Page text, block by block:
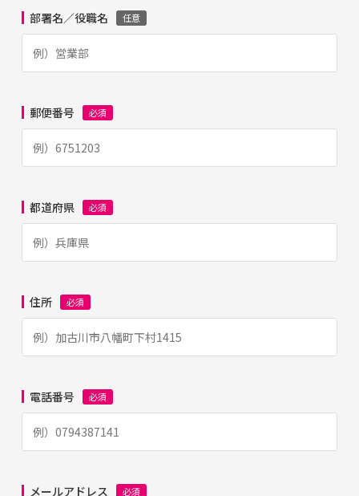
部署名／役職名 任意
郵便番号 必須
都道府県 必須
住所 必須
電話番号 必須
メールアドレス 必須